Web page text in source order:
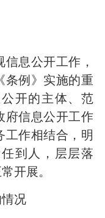
息公开工作，
条例》实施的重
开的主体、范
府信息公开工作
工作相结合，明
到人，层层落
开展。
况